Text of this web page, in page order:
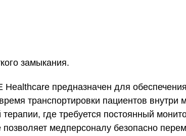
замыкания.
предназначен для
транспортировки пациентов
где требуется постоянный
медперсоналу безопасно